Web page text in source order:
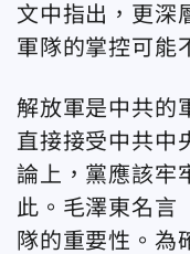
文中指出，更深
軍隊的掌控可能
解放軍是中共的
直接接受中共中
論上，黨應該牢
此。毛澤東名言
隊的重要性。為